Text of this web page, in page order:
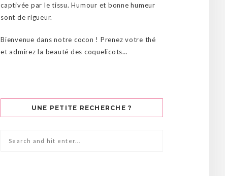
captivée par le tissu. Humour et bonne humeur
sont de rigueur.
Bienvenue dans notre cocon ! Prenez votre thé
et admirez la beauté des coquelicots…
UNE PETITE RECHERCHE ?